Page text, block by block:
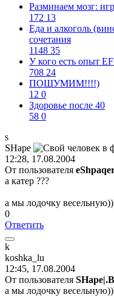
Разминаем мозг:
172 13
Еда и алкоголь
сочетания
1148 35
У кого есть опыт
708 24
ПОШУМИМ!!!!)
12 0
Здоровье после 40
58 0
s
SHape
12:28, 17.08.2004
От пользователя
а катер ???
а мы лодочку
0
Ответить
k
koshka_lu
12:45, 17.08.2004
От пользователя
а мы лодочку